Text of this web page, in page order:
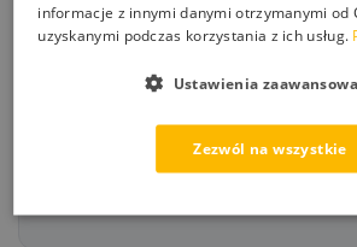
WYDAJNOŚĆ
w zależności od stopnia chłonności,
od ok. 3 lat marmur
informacje z innymi danymi otrzymanymi od
uzyskanymi podczas korzystania z ich usług.
Zezwól na wszystkie
Ustawienia